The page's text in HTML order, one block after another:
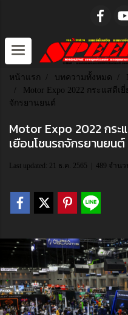
หน้าแรก บทความทั้งหมด
Motor Expo 2022 กระแสดี
จักรยานยนต์
Motor Expo 2022 กระ
เยือนโซนรถจักรยานยนต์
Last updated: 21 ธ.ค. 2565 489 จำน